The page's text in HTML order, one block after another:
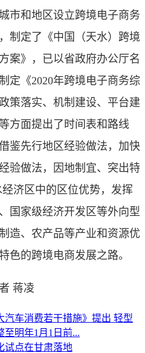
市和地区设立跨境电子商务
制定了《中国（天水）跨境
案》，已以省政府办公厅名
定《2020年跨境电子商务综
策落实、机制建设、平台建
方面提出了时间表和路线
鉴先行地区经验做法，加快
验做法，因地制宜、突出特
济区中的区位优势，发挥
国家级经济开发区等外向型
造、农产品等产业和资源优
色的跨境电商发展之路。
蒋凌
汽车消费若干措施》提出 轻型
明年1月1日前...
试点在甘肃落地